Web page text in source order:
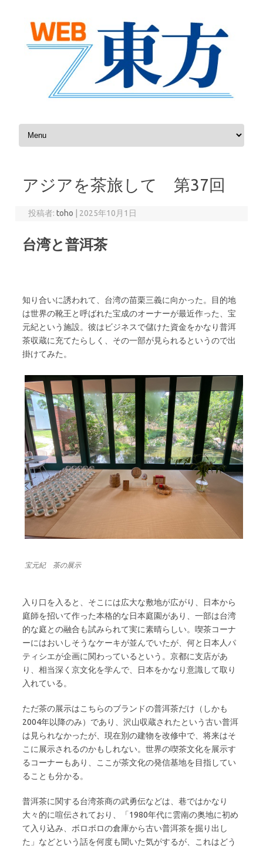
コンテンツへスキップ
アジアを茶旅して 第37回
投稿者:toho | 2025年10月1日
台湾と普洱茶
知り合いに誘われて、台湾の苗栗三義に向かった。目的地
は世界の靴王と呼ばれた宝成のオーナーが最近作った、宝
元紀という施設。彼はビジネスで儲けた資金をかなり普洱
茶収蔵に充てたらしく、その一部が見られるというので出
掛けてみた。
宝元紀 茶の展示
入り口を入ると、そこには広大な敷地が広がり、日本から
庭師を招いて作った本格的な日本庭園があり、一部は台湾
的な庭との融合も試みられて実に素晴らしい。喫茶コーナ
ーにはおいしそうなケーキが並んでいたが、何と日本人パ
ティシエが企画に関わっているという。京都に支店があ
り、相当深く京文化を学んで、日本をかなり意識して取り
入れている。
ただ茶の展示はこちらのブランドの普洱茶だけ（しかも
2004年以降のみ）であり、沢山収蔵されたという古い普洱
は見られなかったが、現在別の建物を改修中で、将来はそ
こに展示されるのかもしれない。世界の喫茶文化を展示す
るコーナーもあり、ここが茶文化の発信基地を目指してい
ることも分かる。
普洱茶に関する台湾茶商の武勇伝などは、巷ではかなり
大々的に喧伝されており、「1980年代に雲南の奥地に初め
て入り込み、ボロボロの倉庫から古い普洱茶を掘り出し
た」などという話を何度も聞いた気がするが、これはどう